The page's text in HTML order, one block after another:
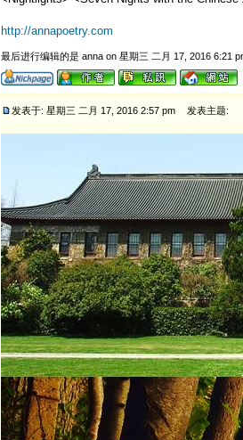
http://annapoetry.com
最后进行编辑的是 anna on 星期三 二月 17, 2016 6:21
发表于: 星期三 二月 17, 2016 2:57 pm 发表主题: